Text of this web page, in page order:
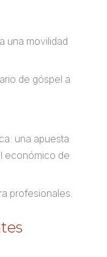
una movilidad
de góspel a
una apuesta
económico de
profesionales.